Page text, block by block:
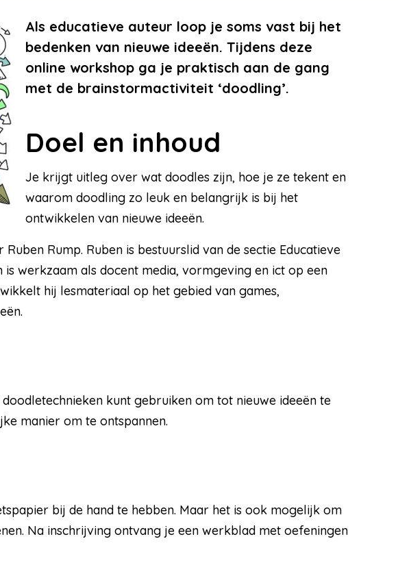
Als educatieve auteur loop je soms vast bij het
bedenken van nieuwe ideeën. Tijdens deze
online workshop ga je praktisch aan de gang
met de brainstormactiviteit ‘doodling’.
Doel en inhoud
Je krijgt uitleg over wat doodles zijn, hoe je ze tekent en
waarom doodling zo leuk en belangrijk is bij het
ontwikkelen van nieuwe ideeën.
Rump. Ruben is bestuurslid van de sectie Educatieve
is werkzaam als docent media, vormgeving en ict op een
hij lesmateriaal op het gebied van games,
kunt gebruiken om tot nieuwe ideeën te
manier om te ontspannen.
bij de hand te hebben. Maar het is ook mogelijk om
Na inschrijving ontvang je een werkblad met oefeningen